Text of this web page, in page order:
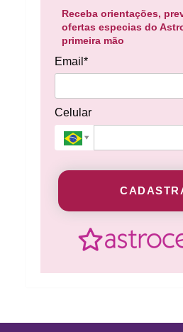
Receba orientações,
ofertas especias do
primeira mão
Email*
Celular